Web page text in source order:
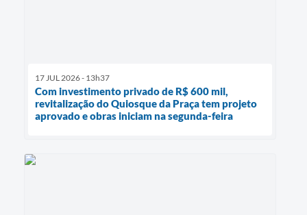
17 JUL 2026 - 13h37
Com investimento privado de R$ 600 mil,
revitalização do Quiosque da Praça tem projeto
aprovado e obras iniciam na segunda-feira